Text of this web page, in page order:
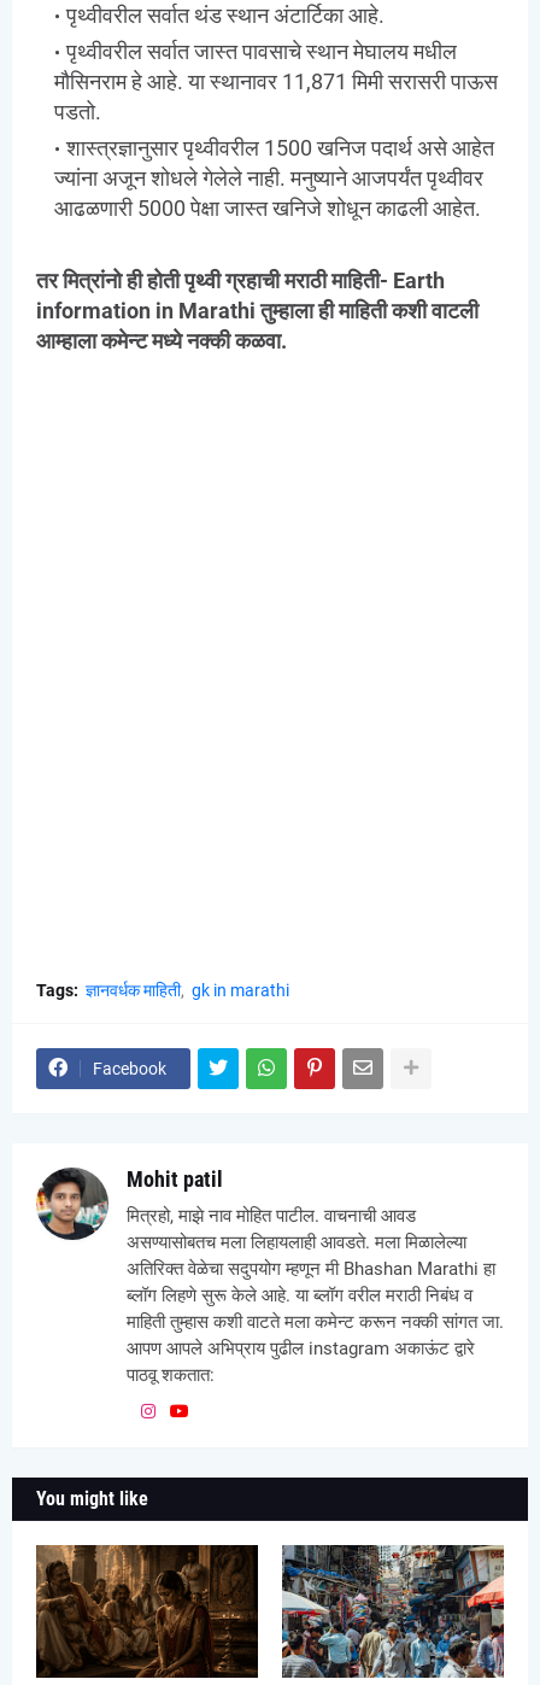
पृथ्वीवरील सर्वात थंड स्थान अंटार्टिका आहे.
पृथ्वीवरील सर्वात जास्त पावसाचे स्थान मेघालय मधील
मौसिनराम हे आहे. या स्थानावर 11,871 मिमी सरासरी पाऊस
पडतो.
शास्त्रज्ञानुसार पृथ्वीवरील 1500 खनिज पदार्थ असे आहेत
ज्यांना अजून शोधले गेलेले नाही. मनुष्याने आजपर्यंत पृथ्वीवर
आढळणारी 5000 पेक्षा जास्त खनिजे शोधून काढली आहेत.
तर मित्रांनो ही होती पृथ्वी ग्रहाची मराठी माहिती- Earth
information in Marathi तुम्हाला ही माहिती कशी वाटली
आम्हाला कमेन्ट मध्ये नक्की कळवा.
Tags: ज्ञानवर्धक माहिती gk in marathi
Facebook
Mohit patil
मित्रहो, माझे नाव मोहित पाटील. वाचनाची आवड
असण्यासोबतच मला लिहायलाही आवडते. मला मिळालेल्या
अतिरिक्त वेळेचा सदुपयोग म्हणून मी Bhashan Marathi हा
ब्लॉग लिहणे सुरू केले आहे. या ब्लॉग वरील मराठी निबंध व
माहिती तुम्हास कशी वाटते मला कमेन्ट करून नक्की सांगत जा.
आपण आपले अभिप्राय पुढील instagram अकाऊंट द्वारे
पाठवू शकतात:
You might like